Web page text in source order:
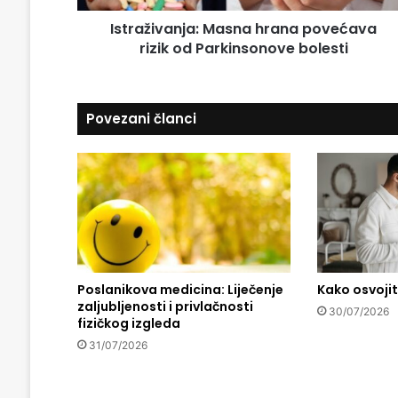
a
d
a
M
s
n
a
h
r
a
n
a
p
o
v
e
Istraživanja: Masna hrana povećava
rizik od Parkinsonove bolesti
Povezani članci
Poslanikova medicina: Liječenje
zaljubljenosti i privlačnosti
fizičkog izgleda
31/07/2026
Kako
30/07/2026